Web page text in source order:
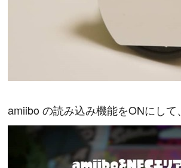
amiibo の読み込み機能をONにして、